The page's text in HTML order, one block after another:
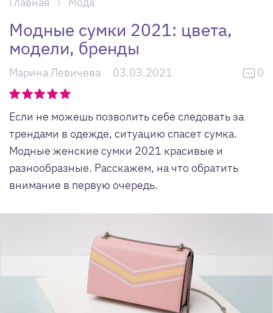
Модные сумки 2021: цвета,
модели, бренды
Марина Левичева 03.03.2021 0
Если не можешь позволить себе следовать за
трендами в одежде, ситуацию спасет сумка.
Модные женские сумки 2021 красивые и
разнообразные. Расскажем, на что обратить
внимание в первую очередь.